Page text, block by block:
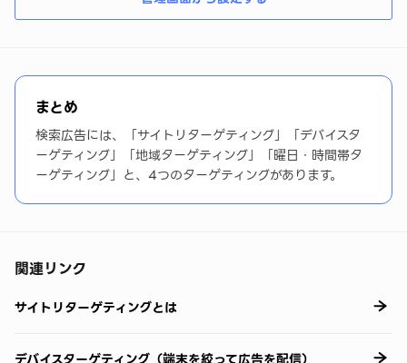
まとめ
検索広告には、「サイトリターゲティング」「デバイスタ
ーゲティング」「地域ターゲティング」「曜日・時間帯タ
ーゲティング」と、4つのターゲティングがあります。
関連リンク
サイトリターゲティングとは